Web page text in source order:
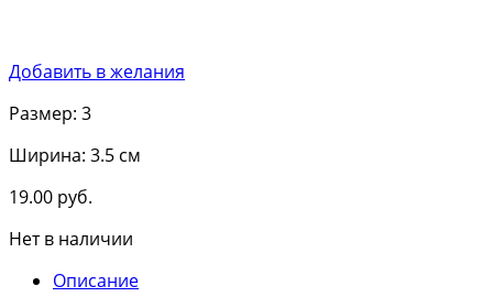
Добавить в желания
Размер: 3
Ширина: 3.5 см
19.00 руб.
Нет в наличии
Описание